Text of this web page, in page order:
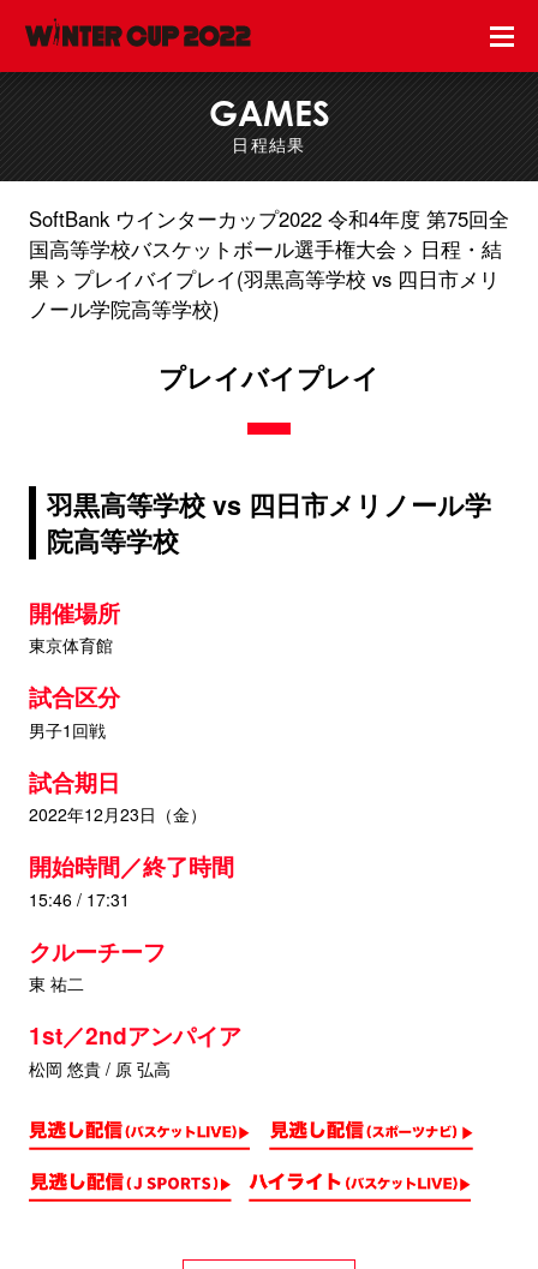
GAMES
日程結果
SoftBank ウインターカップ2022 令和4年度 第75回全
国高等学校バスケットボール選手権大会
日程・結
果
プレイバイプレイ(羽黒高等学校 vs 四日市メリ
ノール学院高等学校)
プレイバイプレイ
羽黒高等学校 vs 四日市メリノール学
院高等学校
開催場所
東京体育館
試合区分
男子1回戦
試合期日
2022年12月23日（金）
開始時間／終了時間
15:46 / 17:31
クルーチーフ
東 祐二
1st／2ndアンパイア
松岡 悠貴 / 原 弘高